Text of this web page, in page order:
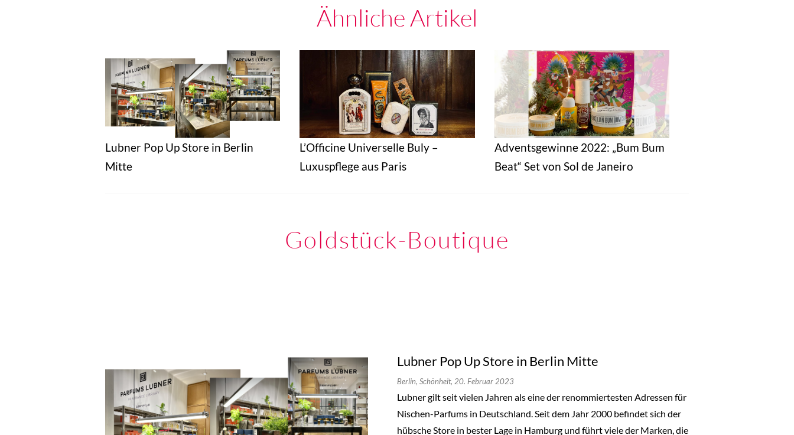
Ähnliche Artikel
Lubner Pop Up Store in Berlin
Mitte
L’Officine Universelle Buly –
Luxuspflege aus Paris
Adventsgewinne 2022: „Bum Bum
Beat“ Set von Sol de Janeiro
Goldstück-Boutique
Lubner Pop Up Store in Berlin Mitte
Berlin, Schönheit, 20. Februar 2023
Lubner gilt seit vielen Jahren als eine der renommiertesten Adressen für
Nischen-Parfums in Deutschland. Seit dem Jahr 2000 befindet sich der
hübsche Store in bester Lage in Hamburg und führt viele der Marken, die